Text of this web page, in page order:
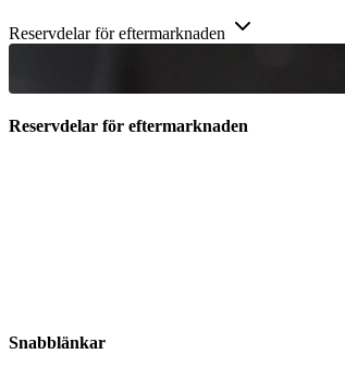
Reservdelar för eftermarknaden
Reservdelar för eftermarknaden
Snabblänkar